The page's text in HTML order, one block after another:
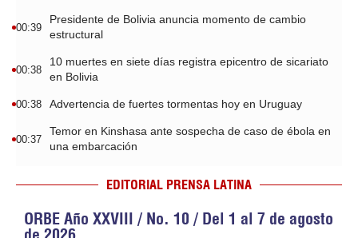
00:39
Presidente de Bolivia anuncia momento de cambio
estructural
00:38
10 muertes en siete días registra epicentro de sicariato
en Bolivia
00:38 Advertencia de fuertes tormentas hoy en Uruguay
00:37
Temor en Kinshasa ante sospecha de caso de ébola en
una embarcación
EDITORIAL PRENSA LATINA
ORBE Año XXVIII / No. 10 / Del 1 al 7 de agosto